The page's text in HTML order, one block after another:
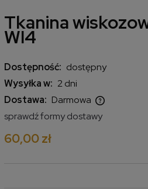
Tkanina
WI4
Dostępność: dostępny
Wysyłka w: 2 dni
Dostawa: Darmowa
Cena nie zawiera
sprawdź formy dostawy
60,00 zł